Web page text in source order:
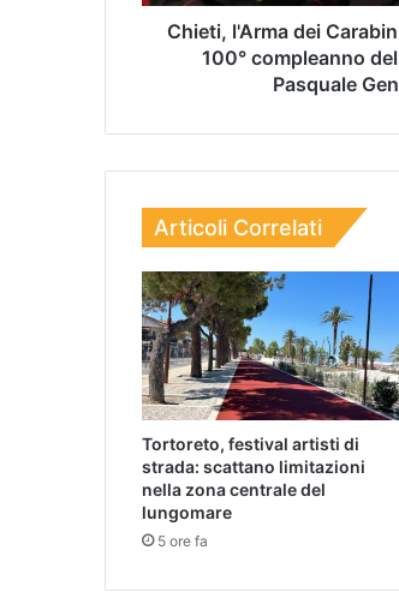
Chieti, l'Arma dei
100° compleanno
Pasquale
Articoli Correlati
Tortoreto, festival artisti di
strada: scattano limitazioni
nella zona centrale del
lungomare
5 ore fa